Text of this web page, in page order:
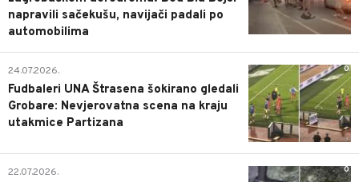
napravili sačekušu, navijači padali po
automobilima
0
24.07.2026.
Fudbaleri UNA Štrasena šokirano gledali
Grobare: Nevjerovatna scena na kraju
utakmice Partizana
0
22.07.2026.